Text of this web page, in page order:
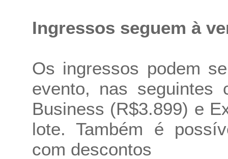
Ingressos seguem à
Os ingressos podem
evento, nas seguintes
Business (R$3.899) e
lote. Também é
com descontos